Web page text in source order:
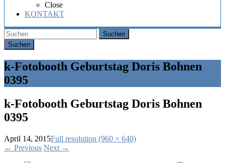
Close
KONTAKT
Suchen
k-Fotobooth Geburtstag Doris Bohnen
0395
k-Fotobooth Geburtstag Doris Bohnen
0395
April 14, 2015Full resolution (960 × 640)
← Previous Next →